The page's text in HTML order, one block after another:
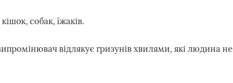
собак, їжаків.
відлякує гризунів хвилями, які людина не